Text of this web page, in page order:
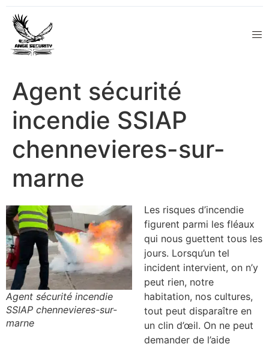
Agent sécurité
incendie SSIAP
chennevieres-sur-
marne
Agent sécurité incendie
SSIAP chennevieres-sur-
marne
Les risques d’incendie
figurent parmi les fléaux
qui nous guettent tous les
jours. Lorsqu’un tel
incident intervient, on n’y
peut rien, notre
habitation, nos cultures,
tout peut disparaître en
un clin d’œil. On ne peut
demander de l’aide